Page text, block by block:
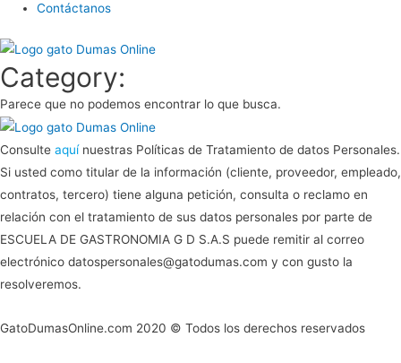
Contáctanos
Category:
Parece que no podemos encontrar lo que busca.
Consulte aquí nuestras Políticas de Tratamiento de datos Personales.
Si usted como titular de la información (cliente, proveedor, empleado,
contratos, tercero) tiene alguna petición, consulta o reclamo en
relación con el tratamiento de sus datos personales por parte de
ESCUELA DE GASTRONOMIA G D S.A.S puede remitir al correo
electrónico datospersonales@gatodumas.com y con gusto la
resolveremos.
GatoDumasOnline.com 2020 © Todos los derechos reservados